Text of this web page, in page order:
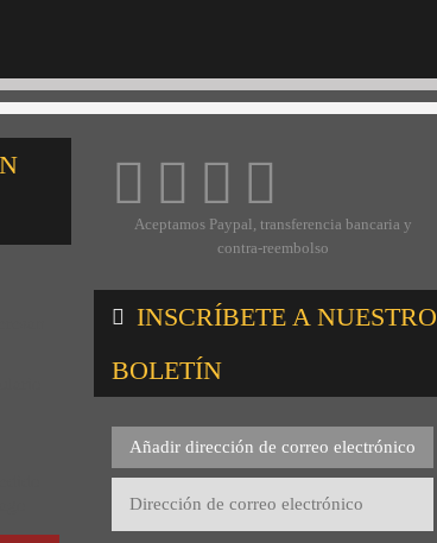
Aceptamos Paypal, transferencia bancaria y
contra-reembolso
INSCRÍBETE A NUESTRO
BOLETÍN
Añadir dirección de correo electrónico